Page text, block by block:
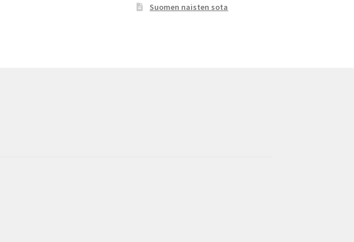
Suomen naisten sota